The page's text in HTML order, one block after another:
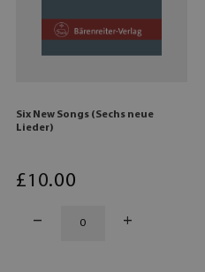
Six New Songs (Sechs neue
Lieder)
£10.00